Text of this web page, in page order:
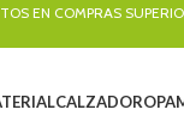
EN COMPRAS
CALZADOROPA